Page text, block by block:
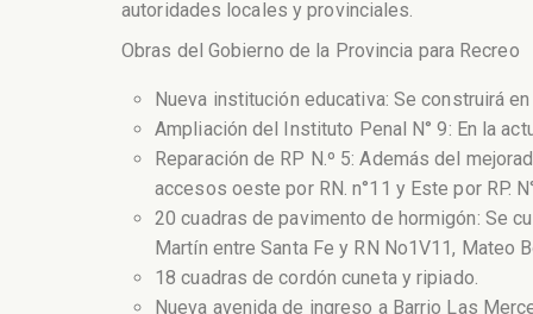
autoridades locales y provinciales.
Obras del Gobierno de la Provincia para Recreo
Nueva institución educativa: Se construirá
Ampliación del Instituto Penal N° 9: En la
Reparación de RP N.º 5: Además del
accesos oeste por RN. n°11 y Este por RP.
20 cuadras de pavimento de hormigón: Se
Martín entre Santa Fe y RN No1V11, Mateo
18 cuadras de cordón cuneta y ripiado.
Nueva avenida de ingreso a Barrio Las